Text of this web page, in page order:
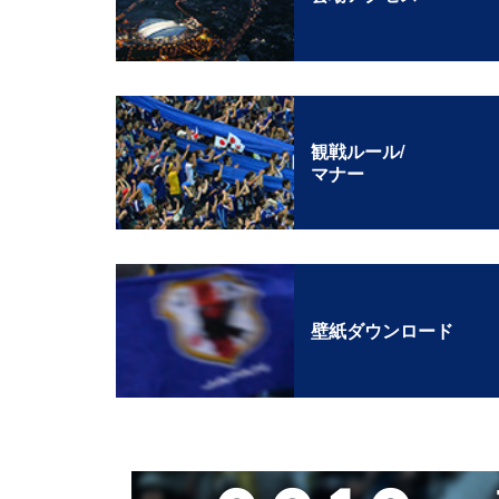
観戦ルール/
マナー
壁紙ダウンロード